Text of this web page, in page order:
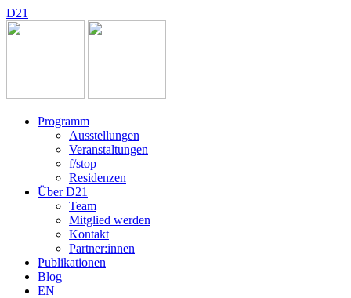
D21
Programm
Ausstellungen
Veranstaltungen
f/stop
Residenzen
Über D21
Team
Mitglied werden
Kontakt
Partner:innen
Publikationen
Blog
EN